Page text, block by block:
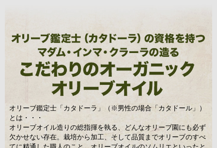
オリーブ鑑定士「カタドーラ」（※男性の場合「カタドール」）
とは・・・
オリーブオイル造りの総指揮を執る、どんなオリーブ園にも必ず
欠かせない存在。栽培から加工、そして品質までオリーブのすべ
てに精通した職人のこと。オリーブオイルのソムリエといったと